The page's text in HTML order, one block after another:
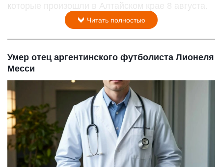
которые произошли в Алтайском крае 8 августа.
Читать полностью
Умер отец аргентинского футболиста Лионеля
Месси